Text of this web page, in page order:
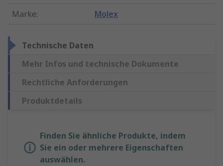
Marke: Molex
Technische Daten
Mehr Infos und technische Dokumente
Rechtliche Anforderungen
Produktdetails
Finden Sie ähnliche Produkte, indem
Sie ein oder mehrere Eigenschaften
auswählen.